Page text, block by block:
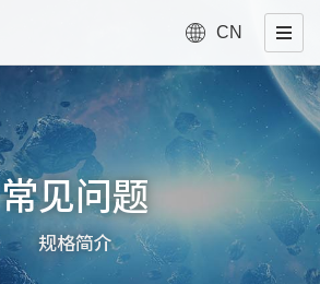
CN
常见问题
规格简介